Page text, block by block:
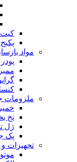
مواد
ملزومات
نخ
ژل
پک
تجهیزات و